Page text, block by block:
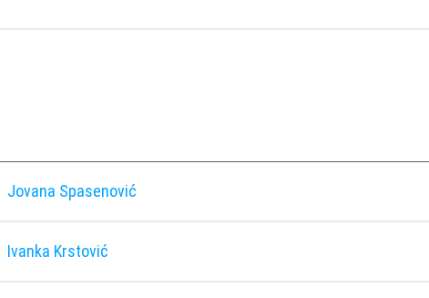
Jovana Spasenović
Ivanka Krstović